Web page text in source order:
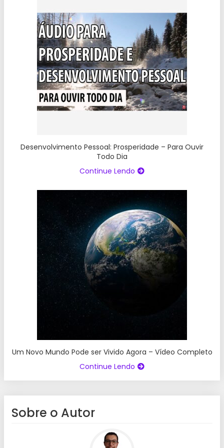
Desenvolvimento Pessoal: Prosperidade – Para Ouvir
Todo Dia
Continue Lendo
Um Novo Mundo Pode ser Vivido Agora – Vídeo Completo
Continue Lendo
Sobre o Autor